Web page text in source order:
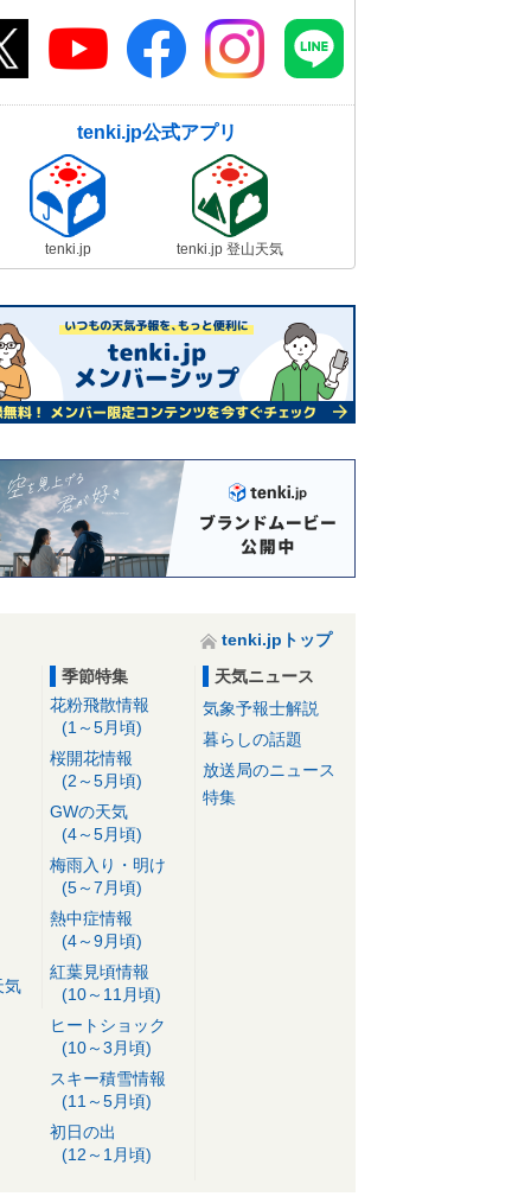
tenki.jp公式アプリ
tenki.jp tenki.jp 登山天気
tenki.jpトップ
気
季節特集
花粉飛散情報
(1～5月頃)
桜開花情報
(2～5月頃)
GWの天気
(4～5月頃)
梅雨入り・明け
(5～7月頃)
熱中症情報
(4～9月頃)
紅葉見頃情報
(10～11月頃)
ヒートショック
(10～3月頃)
スキー積雪情報
(11～5月頃)
初日の出
(12～1月頃)
天気ニュース
気象予報士解説
暮らしの話題
放送局のニュース
特集